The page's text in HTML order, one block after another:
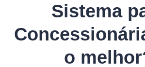
Sistema
o